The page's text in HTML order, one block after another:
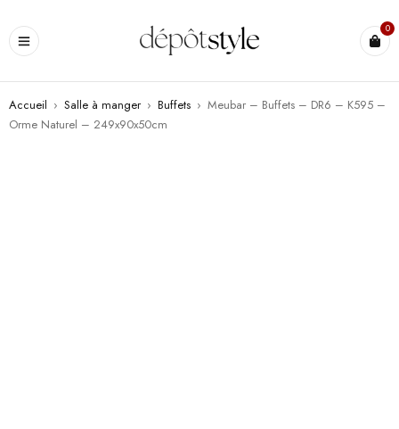
0
Accueil › Salle à manger › Buffets › Meubar – Buffets – DR6 – K595 –
Orme Naturel – 249x90x50cm